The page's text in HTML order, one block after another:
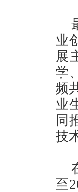
业
展
学
频
业
同
技
至